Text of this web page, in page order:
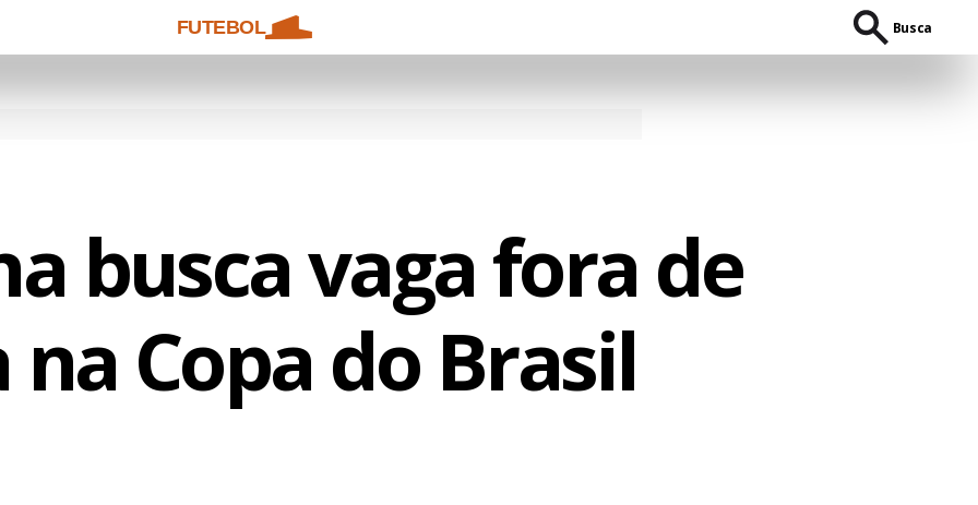
FUTEBOL Busca
busca vaga fora de
na Copa do Brasil